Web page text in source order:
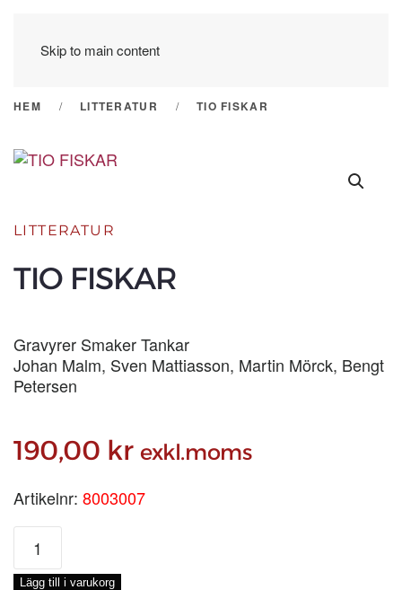
Skip to main content
HEM LITTERATUR TIO FISKAR
LITTERATUR
TIO FISKAR
Gravyrer Smaker Tankar
Johan Malm, Sven Mattiasson, Martin Mörck, Bengt
Petersen
190,00 kr exkl.moms
Artikelnr: 8003007
TIO
FISKAR
mängd
Lägg till i varukorg